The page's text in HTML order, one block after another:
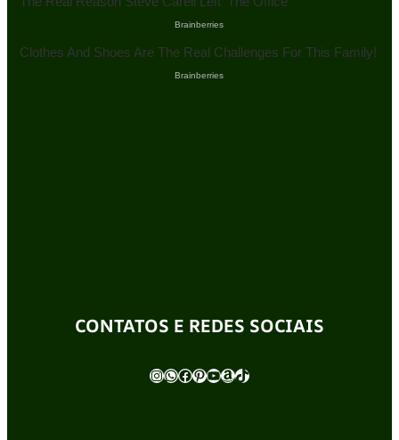
CONTATOS E REDES SOCIAIS
InstagramWhatsApp Facebook Pinterest Youtube Amazon TikTok